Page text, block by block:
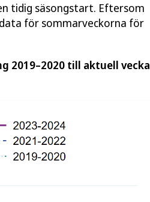
tidig säsongstart. Eftersom
för sommarveckorna för
2019–2020 till aktuell vecka